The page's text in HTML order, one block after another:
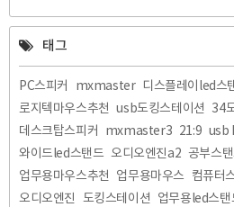
태그
PC스피커 mxmaster 디스플레이led스
로지텍마우스추천 usb도킹스테이션 34
데스크탑스피커
mxmaster3 21:9 usb
와이드led스탠드 오디오엔진a2 공부스
업무용마우스추천
업무용마우스 컴퓨터
오디오엔진
도킹스테이션 업무용led스탠